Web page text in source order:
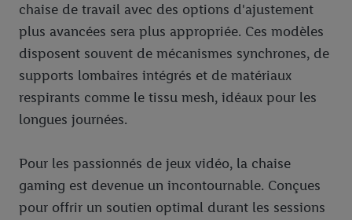
chaise de travail avec des options d'ajustement
plus avancées sera plus appropriée. Ces modèles
disposent souvent de mécanismes synchrones, de
supports lombaires intégrés et de matériaux
respirants comme le tissu mesh, idéaux pour les
longues journées.
Pour les passionnés de jeux vidéo, la chaise
gaming est devenue un incontournable. Conçues
pour offrir un soutien optimal durant les sessions